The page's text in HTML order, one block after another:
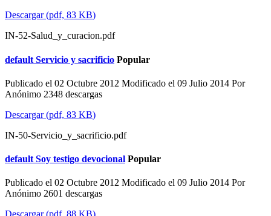
Descargar(pdf, 83 KB)
IN-52-Salud_y_curacion.pdf
default Servicio y sacrificio Popular
Publicado el 02 Octubre 2012 Modificado el 09 Julio 2014 Por
Anónimo 2348 descargas
Descargar(pdf, 83 KB)
IN-50-Servicio_y_sacrificio.pdf
default Soy testigo devocional Popular
Publicado el 02 Octubre 2012 Modificado el 09 Julio 2014 Por
Anónimo 2601 descargas